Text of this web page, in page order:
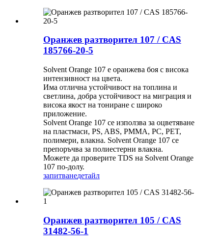
Оранжев разтворител 107 / CAS
185766-20-5
Solvent Orange 107 е оранжева боя с висока
интензивност на цвета.
Има отлична устойчивост на топлина и
светлина, добра устойчивост на миграция и
висока якост на тониране с широко
приложение.
Solvent Orange 107 се използва за оцветяване
на пластмаси, PS, ABS, PMMA, PC, PET,
полимери, влакна. Solvent Orange 107 се
препоръчва за полиестерни влакна.
Можете да проверите TDS на Solvent Orange
107 по-долу.
запитванедетайл
Оранжев разтворител 105 / CAS
31482-56-1